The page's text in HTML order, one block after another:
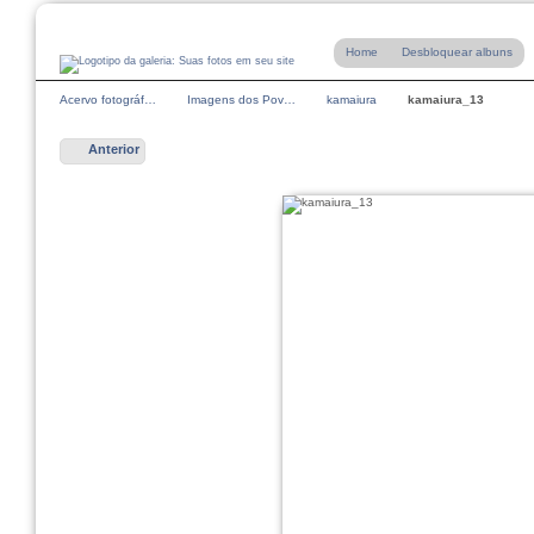
Home Desbloquear albuns
Acervo fotográf… Imagens dos Pov… kamaiura kamaiura_13
Anterior